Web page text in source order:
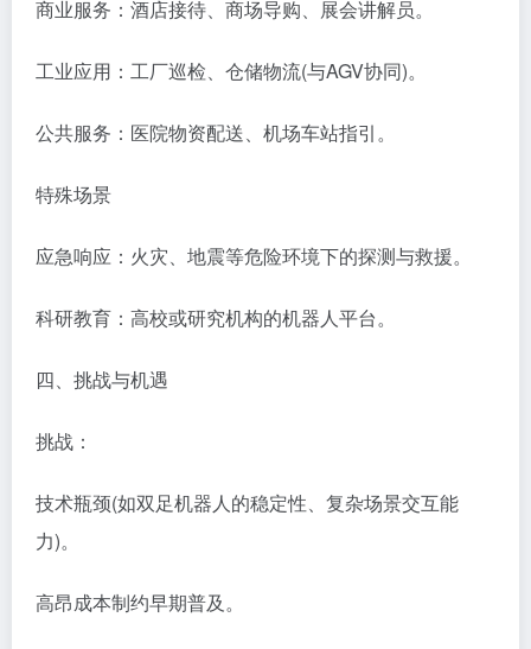
商业服务：酒店接待、商场导购、展会讲解员。
工业应用：工厂巡检、仓储物流(与AGV协同)。
公共服务：医院物资配送、机场车站指引。
特殊场景​
应急响应：火灾、地震等危险环境下的探测与救援。
科研教育：高校或研究机构的机器人平台。
四、挑战与机遇
挑战：
技术瓶颈(如双足机器人的稳定性、复杂场景交互能
力)。
高昂成本制约早期普及。